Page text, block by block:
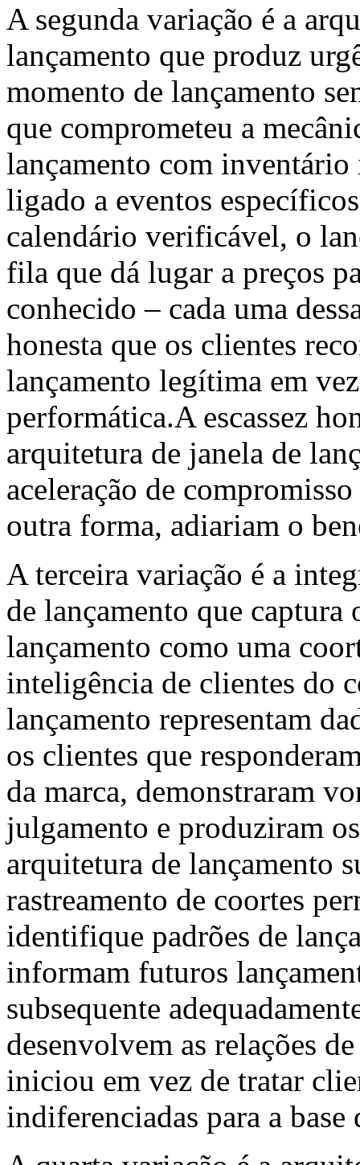
A segunda variação é a
lançamento que produz
momento de lançamento
que comprometeu a
lançamento com
ligado a eventos
calendário verificável, o
fila que dá lugar a preços
conhecido – cada uma
honesta que os clientes
lançamento legítima em
performática.A escassez
arquitetura de janela de
aceleração de
outra forma, adiariam o
A terceira variação é a
de lançamento que
lançamento como uma
inteligência de clientes do
lançamento representam
os clientes que
da marca, demonstraram
julgamento e produziram
arquitetura de lançamento
rastreamento de coortes
identifique padrões de
informam futuros
subsequente
desenvolvem as relações
iniciou em vez de tratar
indiferenciadas para a